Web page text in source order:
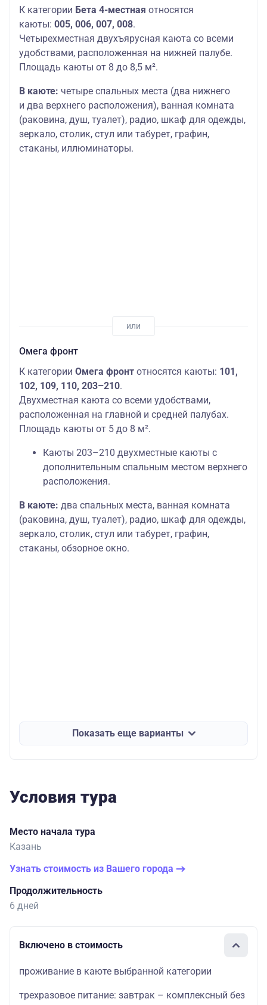
К категории Бета 4-местная относятся
каюты: 005, 006, 007, 008.
Четырехместная двухъярусная каюта со всеми
удобствами, расположенная на нижней палубе.
Площадь каюты от 8 до 8,5 м².
В каюте: четыре спальных места (два нижнего
и два верхнего расположения), ванная комната
(раковина, душ, туалет), радио, шкаф для одежды,
зеркало, столик, стул или табурет, графин,
стаканы, иллюминаторы.
Омега фронт
К категории Омега фронт относятся каюты: 101,
102, 109, 110, 203–210.
Двухместная каюта со всеми удобствами,
расположенная на главной и средней палубах.
Площадь каюты от 5 до 8 м².
Каюты 203–210 двухместные каюты с
дополнительным спальным местом верхнего
расположения.
В каюте: два спальных места, ванная комната
(раковина, душ, туалет), радио, шкаф для одежды,
зеркало, столик, стул или табурет, графин,
стаканы, обзорное окно.
Показать еще варианты
Условия тура
Место начала тура
Казань
Узнать стоимость из Вашего города
Продолжительность
6 дней
Включено в стоимость
проживание в каюте выбранной категории
трехразовое питание: завтрак – комплексный без